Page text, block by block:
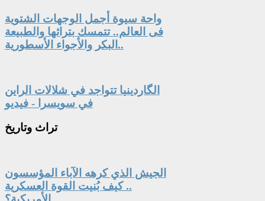
واحة سيوة أجمل الوجهات الشتوية
فى العالم.. تتمسك بتراثها والطبيعة
البكر والأجواء الأسطورية..
الگاردينيا تتواجد في شلالات الراين
في سويسرا - فيديو
تراث وتاريخ
الجيش الذي كرهه الآباء المؤسسون
.. كيف بُنيت القوة العسكرية